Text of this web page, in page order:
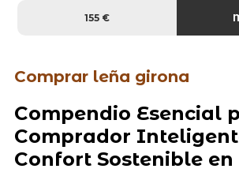
155 €
Comprar leña girona
Compendio Esencial
Comprador
Confort Sostenible